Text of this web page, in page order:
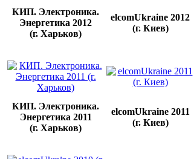
КИП. Электроника.
Энергетика 2012
(г. Харьков)
elcomUkraine 2012
(г. Киев)
КИП. Электроника.
Энергетика 2011
(г. Харьков)
elcomUkraine 2011
(г. Киев)